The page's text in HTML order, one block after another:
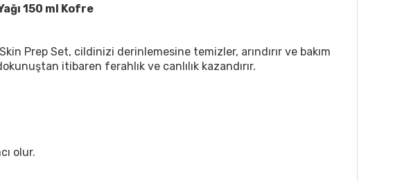
150 ml Kofre
Prep Set, cildinizi derinlemesine temizler, arındırır ve bakım
itibaren ferahlık ve canlılık kazandırır.
olur.